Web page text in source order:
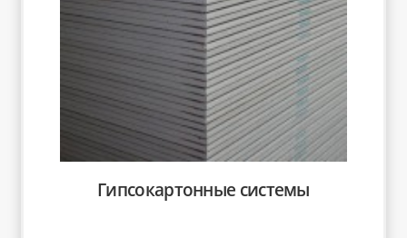
Гипсокартонные системы